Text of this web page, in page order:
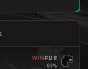
WIN FUR
61%